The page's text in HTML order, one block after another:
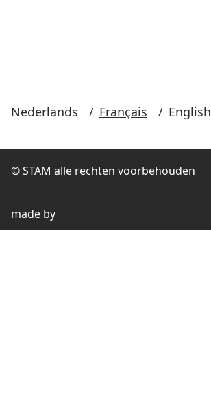
Nederlands / Français / English
© STAM alle rechten voorbehouden
made by